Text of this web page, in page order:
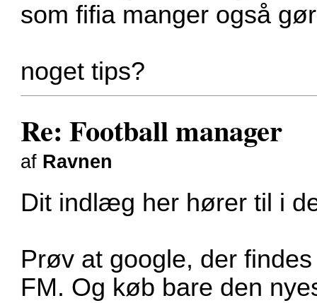
som fifia manger også
noget tips?
Re: Football manager
af Ravnen
Dit indlæg her hører til i
Prøv at google, der
FM. Og køb bare den